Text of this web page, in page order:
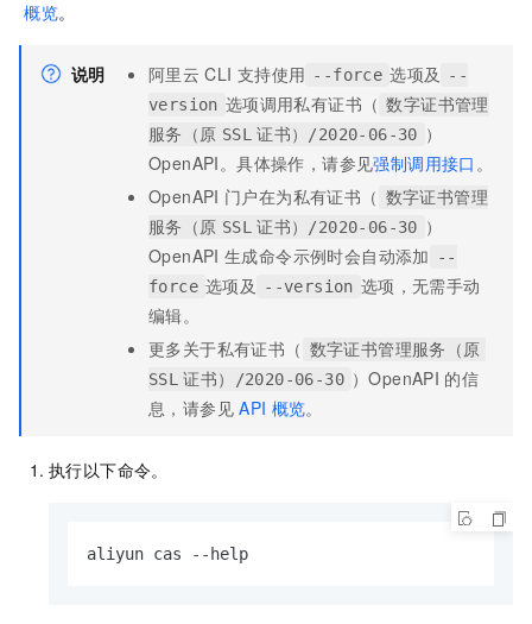
概览。
说明 阿里云 CLI 支持使用 --force 选项及
--
version 选项调用私有证书（ 数字证书管理
服务（原 SSL 证书）/2020-06-30 ）
OpenAPI。具体操作，请参见强制调用接口 。
OpenAPI 门户在为私有证书（ 数字证书管理
服务（原 SSL 证书）/2020-06-30 ）
OpenAPI 生成命令示例时会自动添加
--
force 选项及 --version 选项，无需手动
编辑。
更多关于私有证书（ 数字证书管理服务（原
SSL 证书）/2020-06-30 ）OpenAPI 的信
息，请参见 API 概览。
执行以下命令。
aliyun cas --help